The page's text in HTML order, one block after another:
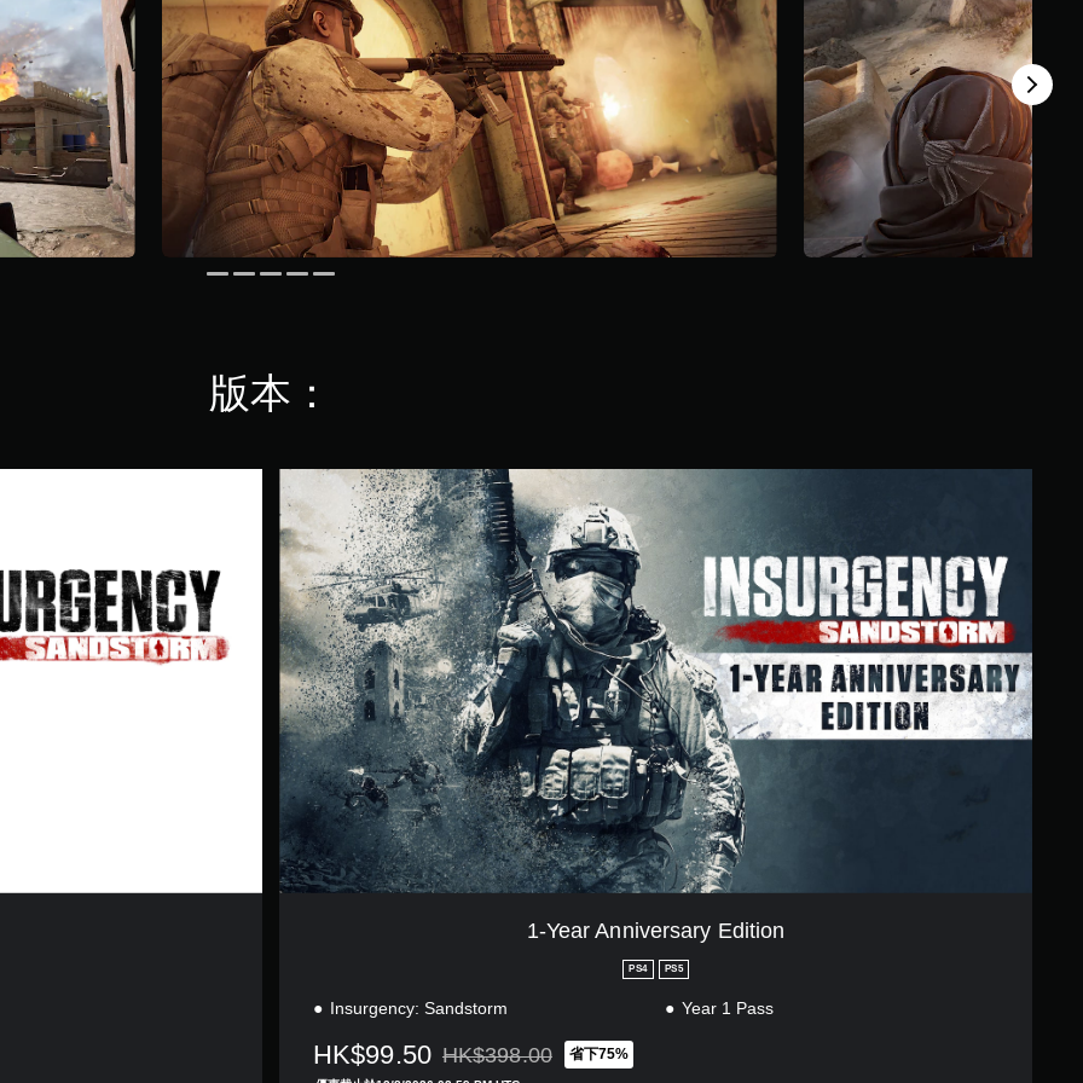
版本：
Y
e
a
r
A
n
n
i
v
e
r
s
y
E
d
1-Year Anniversary Edition
PS4 PS5
Insurgency: Sandstorm Year 1 Pass
HK$99.50 折扣前原價為HK$398.00
HK$398.00 省下75%